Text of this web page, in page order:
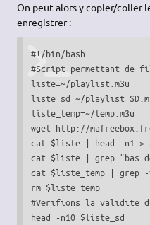
On peut alors y copier/coller
enregistrer :
#!/bin/bash
#Script permettant de
liste=~/playlist.m3u
liste_sd=~/
liste_temp=~/temp.m3u
wget http://
cat $liste | head -n1 >
cat $liste | grep "bas
cat $liste_temp | grep
rm $liste_temp
#Verifions la validite
head -n10 $liste_sd